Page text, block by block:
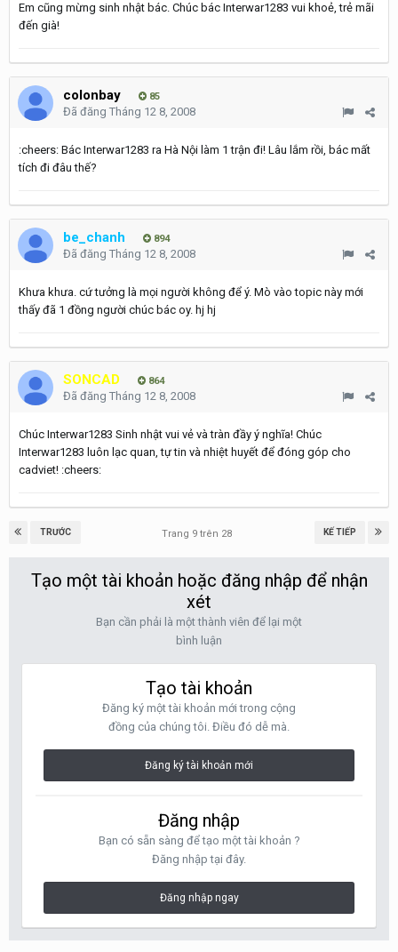
Em cũng mừng sinh nhật bác. Chúc bác Interwar1283 vui khoẻ, trẻ mãi
đến già!
colonbay 85
Đã đăng Tháng 12 8, 2008
:cheers: Bác Interwar1283 ra Hà Nội làm 1 trận đi! Lâu lắm rồi, bác mất
tích đi đâu thế?
be_chanh 894
Đã đăng Tháng 12 8, 2008
Khưa khưa. cứ tưởng là mọi người không để ý. Mò vào topic này mới
thấy đã 1 đồng người chúc bác oy. hj hj
SONCAD 864
Đã đăng Tháng 12 8, 2008
Chúc Interwar1283 Sinh nhật vui vẻ và tràn đầy ý nghĩa! Chúc
Interwar1283 luôn lạc quan, tự tin và nhiệt huyết để đóng góp cho
cadviet! :cheers:
TRƯỚC KẾ TIẾP
Trang 9 trên 28
Tạo một tài khoản hoặc đăng nhập để nhận
xét
Bạn cần phải là một thành viên để lại một
bình luận
Tạo tài khoản
Đăng ký một tài khoản mới trong cộng
đồng của chúng tôi. Điều đó dễ mà.
Đăng ký tài khoản mới
Đăng nhập
Bạn có sẵn sàng để tạo một tài khoản ?
Đăng nhập tại đây.
Đăng nhập ngay